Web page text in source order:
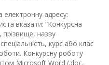
електронну адресу:
вказати: “Конкурсна
прізвище, назву
курс або клас
Конкурсну роботу
Microsoft Word (.doc,